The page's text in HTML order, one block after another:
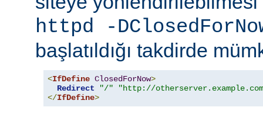
httpd -
başlatıldığı takdirde
<IfDefine ClosedForNow>
Redirect
"/"
"http://
</IfDefine>